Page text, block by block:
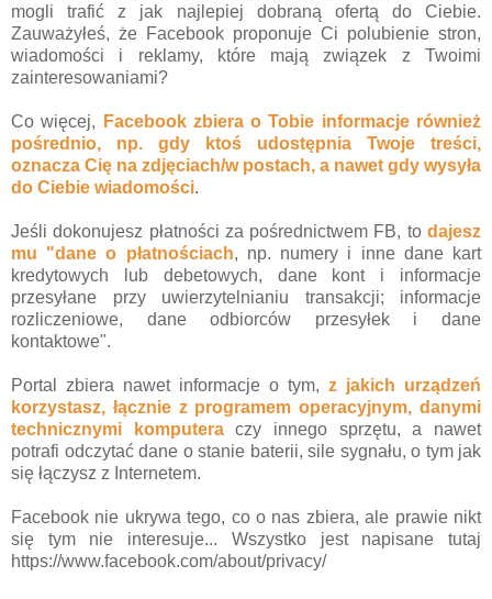
mogli trafić z jak najlepiej dobraną ofertą do Ciebie.
Zauważyłeś, że Facebook proponuje Ci polubienie stron,
wiadomości i reklamy, które mają związek z Twoimi
zainteresowaniami?
Co więcej,
Facebook zbiera o Tobie informacje również
pośrednio, np. gdy ktoś udostępnia Twoje treści,
oznacza Cię na zdjęciach/w postach, a nawet gdy wysyła
do Ciebie wiadomości.
Jeśli dokonujesz płatności za pośrednictwem FB, to dajesz
mu "dane o płatnościach, np. numery i inne dane kart
kredytowych lub debetowych, dane kont i informacje
przesyłane przy uwierzytelnianiu transakcji; informacje
rozliczeniowe, dane odbiorców przesyłek i dane
kontaktowe".
Portal zbiera nawet informacje o tym, z jakich urządzeń
korzystasz, łącznie z programem operacyjnym, danymi
technicznymi komputeraczy innego sprzętu, a nawet
potrafi odczytać dane o stanie baterii, sile sygnału, o tym jak
się łączysz z Internetem.
Facebook nie ukrywa tego, co o nas zbiera, ale prawie nikt
się tym nie interesuje... Wszystko jest napisane tutaj
https://www.facebook.com/about/privacy/